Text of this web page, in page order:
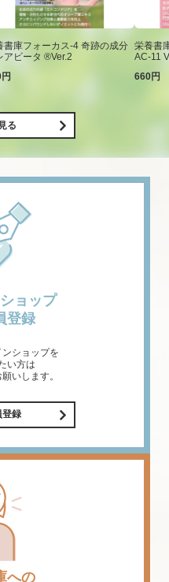
書庫フォーカス-4 奇跡の成分
アビータ ®Ver.2
栄養書
AC-11
660円
る
ョップ
登録
ショップを
い方は
いします。
登録
への